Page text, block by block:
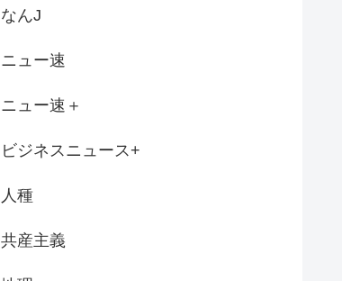
なんJ
ニュー速
ニュー速＋
ビジネスニュース+
人種
共産主義